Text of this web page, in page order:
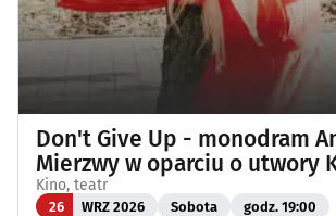
Don't Give Up - monodram
Mierzwy w oparciu o utwory
Kino, teatr
26 WRZ 2026 Sobota godz. 19:00